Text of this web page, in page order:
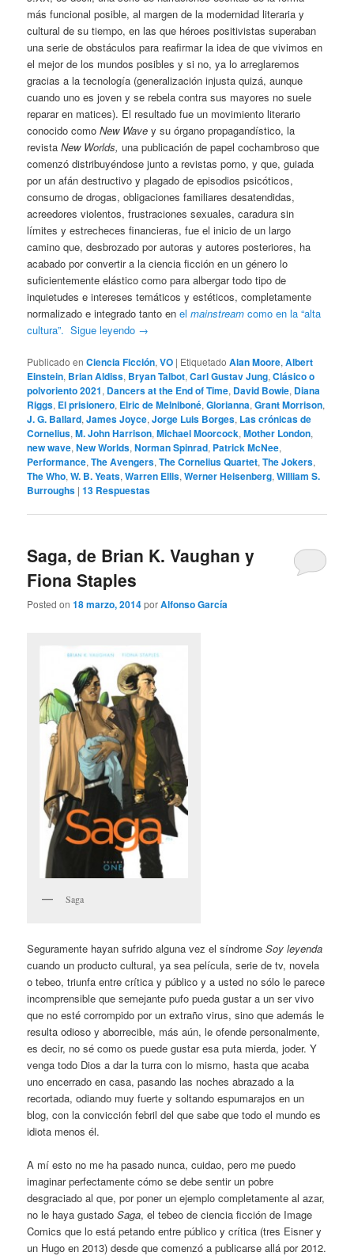
más funcional posible, al margen de la modernidad literaria y
cultural de su tiempo, en las que héroes positivistas superaban
una serie de obstáculos para reafirmar la idea de que vivimos en
el mejor de los mundos posibles y si no, ya lo arreglaremos
gracias a la tecnología (generalización injusta quizá, aunque
cuando uno es joven y se rebela contra sus mayores no suele
reparar en matices). El resultado fue un movimiento literario
conocido comoNew Wave y su órgano propagandístico, la
revistaNew Worlds, una publicación de papel cochambroso que
comenzó distribuyéndose junto a revistas porno, y que, guiada
por un afán destructivo y plagado de episodios psicóticos,
consumo de drogas, obligaciones familiares desatendidas,
acreedores violentos, frustraciones sexuales, caradura sin
límites y estrecheces financieras, fue el inicio de un largo
camino que, desbrozado por autoras y autores posteriores, ha
acabado por convertir a la ciencia ficción en un género lo
suficientemente elástico como para albergar todo tipo de
inquietudes e intereses temáticos y estéticos, completamente
normalizado e integrado tanto enelmainstreamcomo en la “alta
cultura”. Sigue leyendo →
Publicado en Ciencia Ficción,VO | Etiquetado Alan Moore,Albert
Einstein, Brian Aldiss, Bryan Talbot,Carl Gustav Jung,Clásico o
polvoriento 2021, Dancers at the End of Time, David Bowie, Diana
Riggs, El prisionero, Elric de Melniboné,Glorianna,Grant Morrison,
J. G. Ballard,James Joyce,Jorge Luis Borges, Las crónicas de
Cornelius,M. John Harrison,Michael Moorcock,Mother London,
new wave,New Worlds,Norman Spinrad, Patrick McNee,
Performance,The Avengers,The Cornelius Quartet,The Jokers,
The Who,W. B. Yeats,Warren Ellis,Werner Heisenberg,William S.
Burroughs |13 Respuestas
Saga, de Brian K. Vaughan y
Fiona Staples
Posted on18 marzo, 2014porAlfonso García
Saga
Seguramente hayan sufrido alguna vez el síndromeSoy leyenda
cuando un producto cultural, ya sea película, serie de tv, novela
o tebeo, triunfa entre crítica y público y a usted no sólo le parece
incomprensible que semejante pufo pueda gustar a un ser vivo
que no esté corrompido por un extraño virus, sino que además le
resulta odioso y aborrecible, más aún, le ofende personalmente,
es decir, no sé como os puede gustar esa puta mierda, joder. Y
venga todo Dios a dar la turra con lo mismo, hasta que acaba
uno encerrado en casa, pasando las noches abrazado a la
recortada, odiando muy fuerte y soltando espumarajos en un
blog, con la convicción febril del que sabe que todo el mundo es
idiota menos él.
A mí esto no me ha pasado nunca, cuidao, pero me puedo
imaginar perfectamente cómo se debe sentir un pobre
desgraciado al que, por poner un ejemplo completamente al azar,
no le haya gustadoSaga, el tebeo de ciencia ficción de Image
Comics que lo está petando entre público y crítica (tres Eisner y
un Hugo en 2013) desde que comenzó a publicarse allá por 2012.